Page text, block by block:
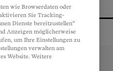
wie Browserdaten oder
Sie Tracking-
Dienste bereitzustellen“
Anzeigen möglicherweise
um Ihre Einstellungen zu
verwalten am
Website. Weitere